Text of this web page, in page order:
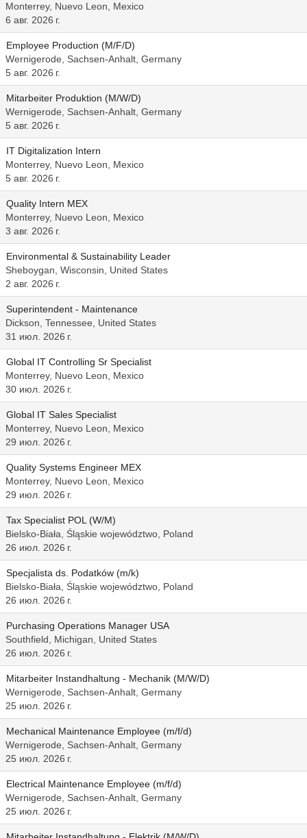
Monterrey, Nuevo Leon, Mexico
6 авг. 2026 г.
Employee Production (M/F/D)
Wernigerode, Sachsen-Anhalt, Germany
5 авг. 2026 г.
Mitarbeiter Produktion (M/W/D)
Wernigerode, Sachsen-Anhalt, Germany
5 авг. 2026 г.
IT Digitalization Intern
Monterrey, Nuevo Leon, Mexico
5 авг. 2026 г.
Quality Intern MEX
Monterrey, Nuevo Leon, Mexico
3 авг. 2026 г.
Environmental & Sustainability Leader
Sheboygan, Wisconsin, United States
2 авг. 2026 г.
Superintendent - Maintenance
Dickson, Tennessee, United States
31 июл. 2026 г.
Global IT Controlling Sr Specialist
Monterrey, Nuevo Leon, Mexico
30 июл. 2026 г.
Global IT Sales Specialist
Monterrey, Nuevo Leon, Mexico
29 июл. 2026 г.
Quality Systems Engineer MEX
Monterrey, Nuevo Leon, Mexico
29 июл. 2026 г.
Tax Specialist POL (W/M)
Bielsko-Biała, Śląskie województwo, Poland
26 июл. 2026 г.
Specjalista ds. Podatków (m/k)
Bielsko-Biała, Śląskie województwo, Poland
26 июл. 2026 г.
Purchasing Operations Manager USA
Southfield, Michigan, United States
26 июл. 2026 г.
Mitarbeiter Instandhaltung - Mechanik (M/W/D)
Wernigerode, Sachsen-Anhalt, Germany
25 июл. 2026 г.
Mechanical Maintenance Employee (m/f/d)
Wernigerode, Sachsen-Anhalt, Germany
25 июл. 2026 г.
Electrical Maintenance Employee (m/f/d)
Wernigerode, Sachsen-Anhalt, Germany
25 июл. 2026 г.